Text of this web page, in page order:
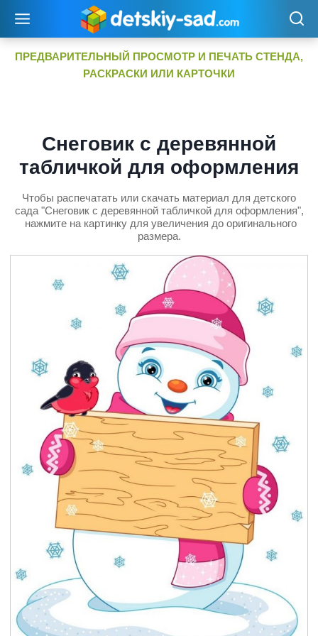
содержимому
ПРЕДВАРИТЕЛЬНЫЙ ПРОСМОТР И ПЕЧАТЬ СТЕНДА,
РАСКРАСКИ ИЛИ КАРТОЧКИ
Снеговик с деревянной
табличкой для оформления
Чтобы распечатать или скачать материал для детского
сада "Снеговик с деревянной табличкой для оформления",
нажмите на картинку для увеличения до оригинального
размера.